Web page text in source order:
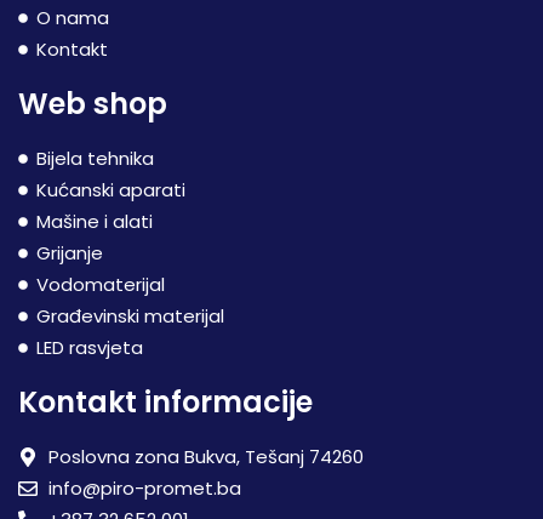
O nama
Kontakt
Web shop
Bijela tehnika
Kućanski aparati
Mašine i alati
Grijanje
Vodomaterijal
Građevinski materijal
LED rasvjeta
Kontakt informacije
Poslovna zona Bukva, Tešanj 74260
info@piro-promet.ba